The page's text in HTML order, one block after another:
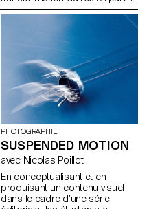
de captations directes ou
d’interfaces, les participant·e·s
expérimentent différentes
approches de modification de
l’image en s’appuyant sur des
modèles de diffusion exécutés
en local. Le flux vidéo est
envisagé comme une matière
première, permettant d’ouvrir
de nouvelles pistes de
perception et de transformation
du réel.
PHOTOGRAPHIE
SUSPENDED MOTION
avec Nicolas Poillot
En conceptualisant et en
produisant un contenu visuel
dans le cadre d’une série